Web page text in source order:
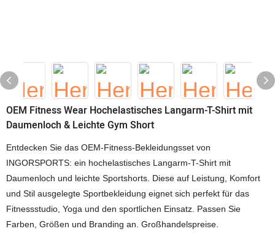
OEM Fitness Wear Hochelastisches Langarm-T-Shirt mit
Daumenloch & Leichte Gym Short
Entdecken Sie das OEM-Fitness-Bekleidungsset von
INGORSPORTS: ein hochelastisches Langarm-T-Shirt mit
Daumenloch und leichte Sportshorts. Diese auf Leistung, Komfort
und Stil ausgelegte Sportbekleidung eignet sich perfekt für das
Fitnessstudio, Yoga und den sportlichen Einsatz. Passen Sie
Farben, Größen und Branding an. Großhandelspreise.